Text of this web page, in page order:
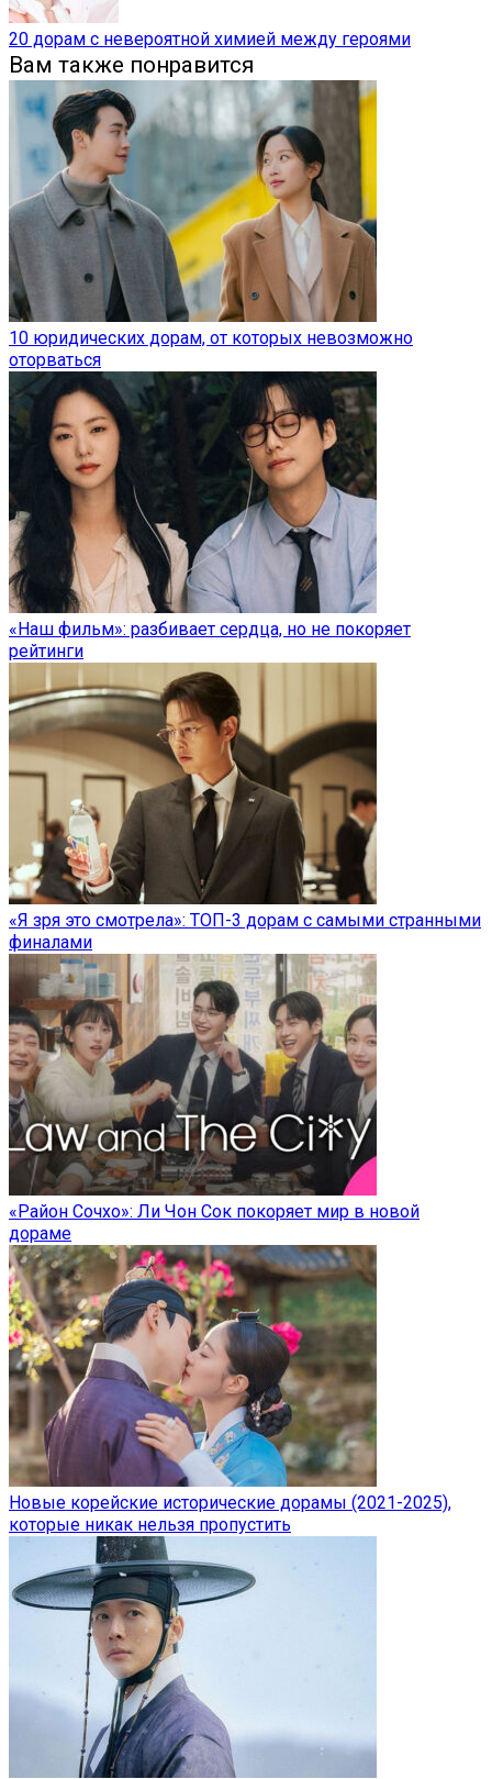
20 дорам с невероятной химией между героями
Вам также понравится
10 юридических дорам, от которых невозможно
оторваться
«Наш фильм»: разбивает сердца, но не покоряет
рейтинги
«Я зря это смотрела»: ТОП-3 дорам с самыми странными
финалами
«Район Сочхо»: Ли Чон Сок покоряет мир в новой
дораме
Новые корейские исторические дорамы (2021-2025),
которые никак нельзя пропустить